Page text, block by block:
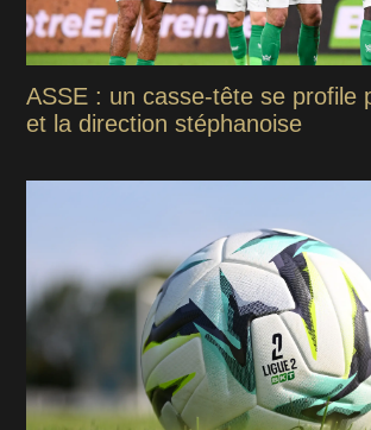
ASSE : un casse-tête se profile
et la direction stéphanoise